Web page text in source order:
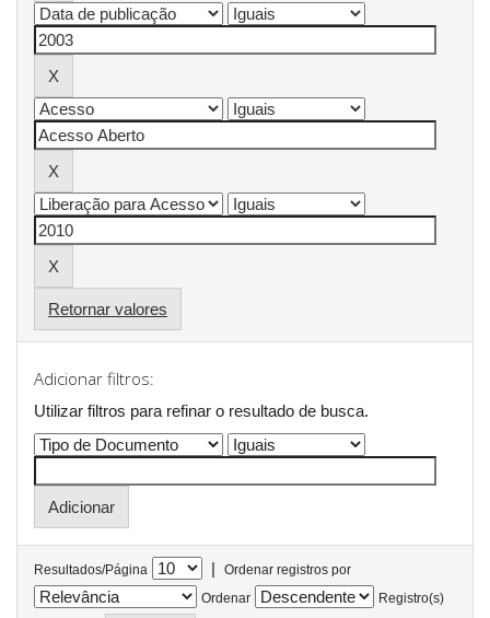
Retornar valores
Adicionar filtros:
Utilizar filtros para refinar o resultado de busca.
Resultados/Página |
Ordenar registros por
Ordenar
Registro(s)